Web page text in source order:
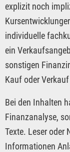
explizit noch
individuelle
ein
sonstigen
Kauf oder
Bei den Inhalten
Finanzanalyse,
Texte. Leser oder
Informationen